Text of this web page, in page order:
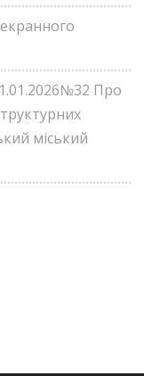
Про
міський